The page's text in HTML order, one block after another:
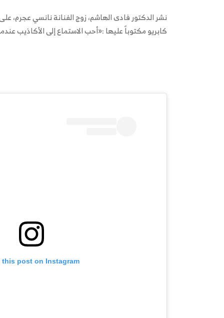
نشر الدكتور فادى الهاشم، زوج الفنانة نانسي عجرم،
كابريو مكتوباً عليها :«أحب الاستماع إلى الأكاذيب
this post on Instagram